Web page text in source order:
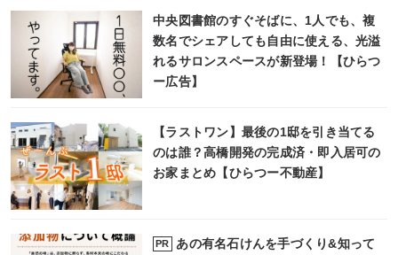
中央図書館のすぐそばに、1人でも、複
数名でシェアしても自由に使える、光溢
れるサロンスペースが新登場！【ひらつ
ー広告】
【ラストワン】最後の1邸を引き当てる
のは誰？高橋開発の完成済・即入居可の
お家まとめ【ひらつー不動産】
PR
あの有名石けんを手づくり&知って